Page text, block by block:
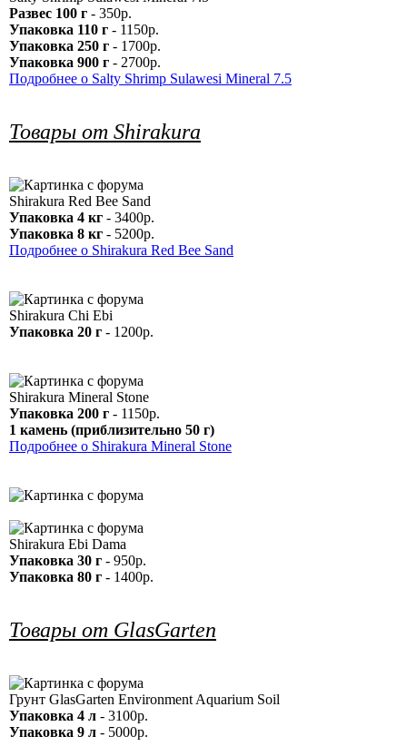
Развес 100 г - 350р.
Упаковка 110 г - 1150р.
Упаковка 250 г - 1700р.
Упаковка 900 г - 2700р.
Подробнее о Salty Shrimp Sulawesi Mineral 7.5
Товары от Shirakura
Shirakura Red Bee Sand
Упаковка 4 кг - 3400р.
Упаковка 8 кг - 5200р.
Подробнее о Shirakura Red Bee Sand
Shirakura Chi Ebi
Упаковка 20 г - 1200р.
Shirakura Mineral Stone
Упаковка 200 г - 1150р.
1 камень (приблизительно 50 г)
Подробнее о Shirakura Mineral Stone
Shirakura Ebi Dama
Упаковка 30 г - 950р.
Упаковка 80 г - 1400р.
Товары от GlasGarten
Грунт GlasGarten Environment Aquarium Soil
Упаковка 4 л - 3100р.
Упаковка 9 л - 5000р.